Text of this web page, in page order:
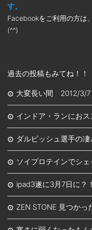
す。
Facebookをご利用の方は
(^^)
過去の投稿もみてね！！
大変長い間 2012/3/7
インドア・ランにお
ダルビッシュ選手の
ソイプロテインでシ
ipad3遂に3月7日に
ZEN STONE 見つか